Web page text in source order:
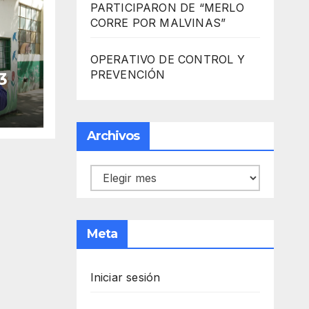
PARTICIPARON DE “MERLO
CORRE POR MALVINAS”
OPERATIVO DE CONTROL Y
PREVENCIÓN
Archivos
Archivos
Meta
Iniciar sesión